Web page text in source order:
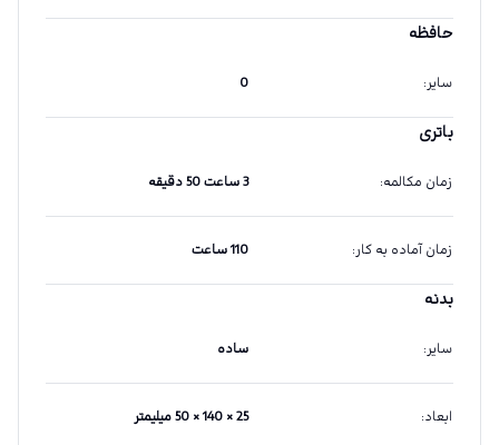
حافظه
سایر:
0
باتری
زمان مکالمه: 3 ساعت 50 دقیقه
زمان آماده به کار: 110 ساعت
بدنه
سایر: ساده
ابعاد: 25 × 140 × 50 میلیمتر